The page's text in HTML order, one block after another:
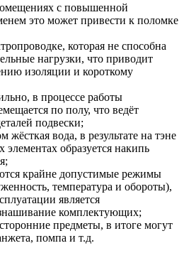
с повышенной
это может привести к поломке
которая не способна
нагрузки, что приводит
изоляции и короткому
в процессе работы
по полу, что ведёт
подвески;
жёсткая вода, в результате на тэне
образуется накипь
крайне допустимые режимы
температура и обороты),
является
комплектующих;
предметы, в итоге могут
помпа и т.д.